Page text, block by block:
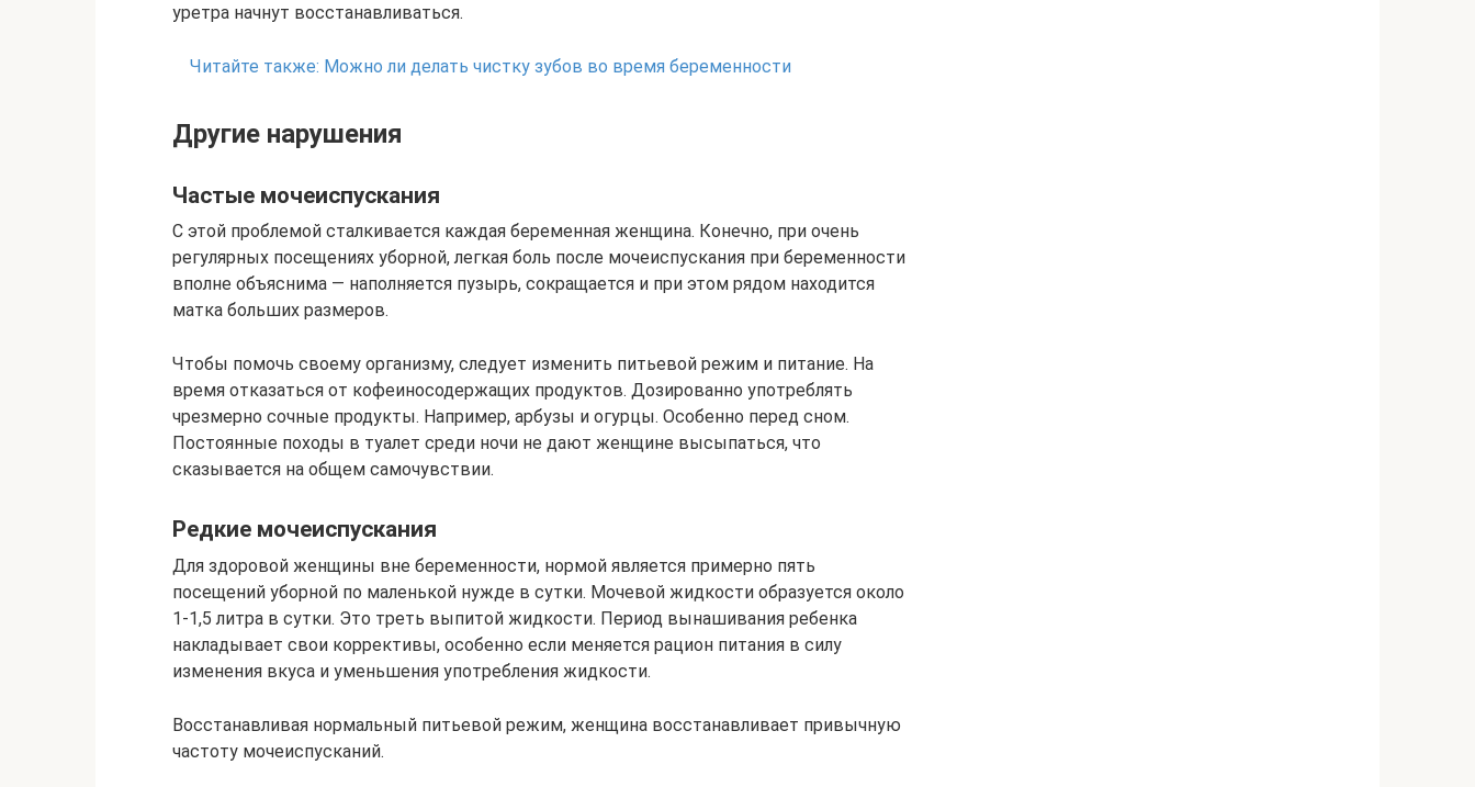
уретра начнут восстанавливаться.
Читайте также: Можно ли делать чистку зубов во время беременности
Другие нарушения
Частые мочеиспускания
С этой проблемой сталкивается каждая беременная женщина. Конечно, при очень
регулярных посещениях уборной, легкая боль после мочеиспускания при беременности
вполне объяснима — наполняется пузырь, сокращается и при этом рядом находится
матка больших размеров.
Чтобы помочь своему организму, следует изменить питьевой режим и питание. На
время отказаться от кофеиносодержащих продуктов. Дозированно употреблять
чрезмерно сочные продукты. Например, арбузы и огурцы. Особенно перед сном.
Постоянные походы в туалет среди ночи не дают женщине высыпаться, что
сказывается на общем самочувствии.
Редкие мочеиспускания
Для здоровой женщины вне беременности, нормой является примерно пять
посещений уборной по маленькой нужде в сутки. Мочевой жидкости образуется около
1-1,5 литра в сутки. Это треть выпитой жидкости. Период вынашивания ребенка
накладывает свои коррективы, особенно если меняется рацион питания в силу
изменения вкуса и уменьшения употребления жидкости.
Восстанавливая нормальный питьевой режим, женщина восстанавливает привычную
частоту мочеиспусканий.